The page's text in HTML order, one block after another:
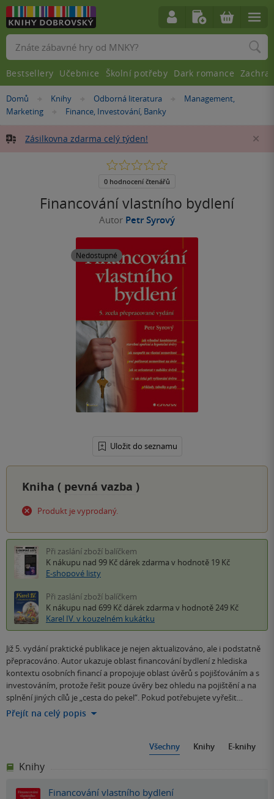
Nacházíte
se
Domů »Knihy »Odborná literatura »
Management,
Marketing
»Finance, Investování, Banky
Zásilkovna zdarma celý týden!
Financování vlastního bydlení
Autor Petr Syrový
Nedostupné
Uložit do seznamu
0.0
5
0 hodnocení čtenářů
Kniha ( pevná vazba )
Produkt je vyprodaný.
Při zaslání zboží balíčkem
K nákupu nad 99 Kč dárek zdarma v hodnotě 19 Kč
E-shopové listy
Při zaslání zboží balíčkem
K nákupu nad 699 Kč dárek zdarma v hodnotě 249 Kč
Karel IV. v kouzelném kukátku
Již 5. vydání praktické publikace je nejen aktualizováno, ale i podstatně
přepracováno. Autor ukazuje oblast financování bydlení z hlediska
kontextu osobních financí a propojuje oblast úvěrů s pojišťováním a s
investováním, protože řešit pouze úvěry bez ohledu na pojištění a na
splnění jiných cílů je „cesta do pekel“. Pokud potřebujete vyřešit…
Přejít na celý popis
Všechny Knihy E-knihy
Knihy
Financování vlastního bydlení
Vyhledávání
Bestsellery Učebnice Školní potřeby Dark romance